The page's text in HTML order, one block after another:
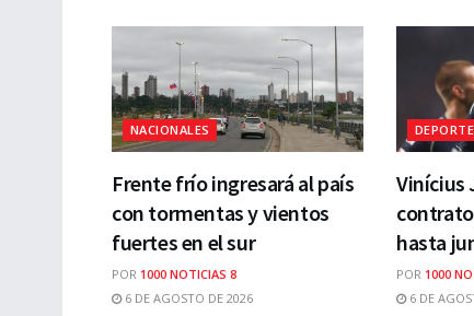
NACIONALES
Frente frío ingresará al país
con tormentas y vientos
fuertes en el sur
POR 1000 NOTICIAS 8
6 DE AGOSTO DE 2026
Vinícius
hasta
POR 1000
6 DE